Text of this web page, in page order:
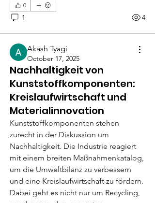
0
1 4
Akash Tyagi
October 17, 2025
Nachhaltigkeit von
Kunststoffkomponenten:
Kreislaufwirtschaft und
Materialinnovation
Kunststoffkomponenten stehen
zurecht in der Diskussion um
Nachhaltigkeit. Die Industrie reagiert
mit einem breiten Maßnahmenkatalog,
um die Umweltbilanz zu verbessern
und eine Kreislaufwirtschaft zu fördern.
Dabei geht es nicht nur um Recycling,